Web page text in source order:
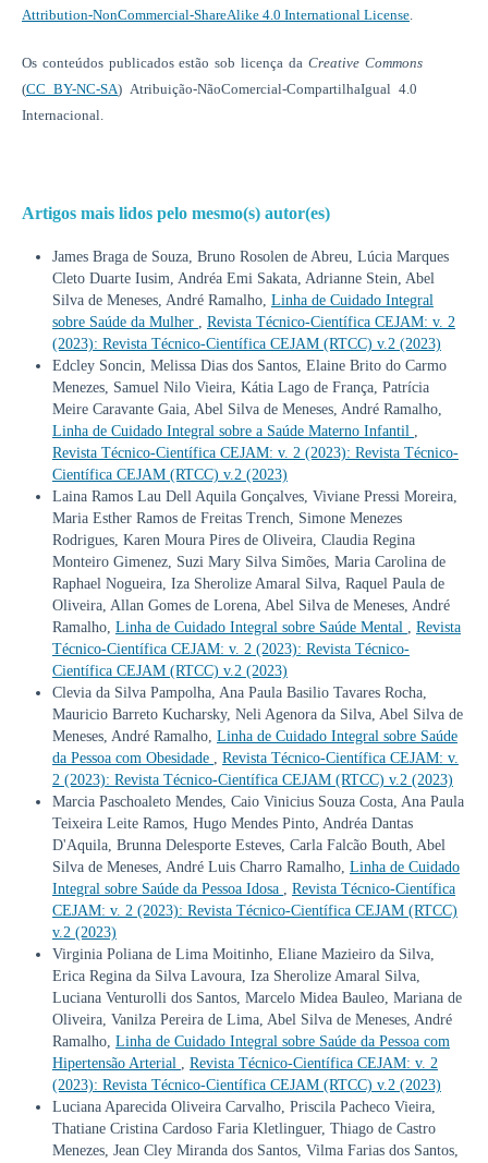
Attribution-NonCommercial-ShareAlike 4.0 International License.
Os conteúdos publicados estão sob licença da Creative Commons
(CC BY-NC-SA) Atribuição-NãoComercial-CompartilhaIgual 4.0
Internacional.
Artigos mais lidos pelo mesmo(s) autor(es)
James Braga de Souza, Bruno Rosolen de Abreu, Lúcia Marques
Cleto Duarte Iusim, Andréa Emi Sakata, Adrianne Stein, Abel
Silva de Meneses, André Ramalho, Linha de Cuidado Integral
sobre Saúde da Mulher , Revista Técnico-Científica CEJAM: v. 2
(2023): Revista Técnico-Científica CEJAM (RTCC) v.2 (2023)
Edcley Soncin, Melissa Dias dos Santos, Elaine Brito do Carmo
Menezes, Samuel Nilo Vieira, Kátia Lago de França, Patrícia
Meire Caravante Gaia, Abel Silva de Meneses, André Ramalho,
Linha de Cuidado Integral sobre a Saúde Materno Infantil ,
Revista Técnico-Científica CEJAM: v. 2 (2023): Revista Técnico-
Científica CEJAM (RTCC) v.2 (2023)
Laina Ramos Lau Dell Aquila Gonçalves, Viviane Pressi Moreira,
Maria Esther Ramos de Freitas Trench, Simone Menezes
Rodrigues, Karen Moura Pires de Oliveira, Claudia Regina
Monteiro Gimenez, Suzi Mary Silva Simões, Maria Carolina de
Raphael Nogueira, Iza Sherolize Amaral Silva, Raquel Paula de
Oliveira, Allan Gomes de Lorena, Abel Silva de Meneses, André
Ramalho, Linha de Cuidado Integral sobre Saúde Mental , Revista
Técnico-Científica CEJAM: v. 2 (2023): Revista Técnico-
Científica CEJAM (RTCC) v.2 (2023)
Clevia da Silva Pampolha, Ana Paula Basilio Tavares Rocha,
Mauricio Barreto Kucharsky, Neli Agenora da Silva, Abel Silva de
Meneses, André Ramalho, Linha de Cuidado Integral sobre Saúde
da Pessoa com Obesidade , Revista Técnico-Científica CEJAM: v.
2 (2023): Revista Técnico-Científica CEJAM (RTCC) v.2 (2023)
Marcia Paschoaleto Mendes, Caio Vinicius Souza Costa, Ana Paula
Teixeira Leite Ramos, Hugo Mendes Pinto, Andréa Dantas
D'Aquila, Brunna Delesporte Esteves, Carla Falcão Bouth, Abel
Silva de Meneses, André Luis Charro Ramalho, Linha de Cuidado
Integral sobre Saúde da Pessoa Idosa , Revista Técnico-Científica
CEJAM: v. 2 (2023): Revista Técnico-Científica CEJAM (RTCC)
v.2 (2023)
Virginia Poliana de Lima Moitinho, Eliane Mazieiro da Silva,
Erica Regina da Silva Lavoura, Iza Sherolize Amaral Silva,
Luciana Venturolli dos Santos, Marcelo Midea Bauleo, Mariana de
Oliveira, Vanilza Pereira de Lima, Abel Silva de Meneses, André
Ramalho, Linha de Cuidado Integral sobre Saúde da Pessoa com
Hipertensão Arterial , Revista Técnico-Científica CEJAM: v. 2
(2023): Revista Técnico-Científica CEJAM (RTCC) v.2 (2023)
Luciana Aparecida Oliveira Carvalho, Priscila Pacheco Vieira,
Thatiane Cristina Cardoso Faria Kletlinguer, Thiago de Castro
Menezes, Jean Cley Miranda dos Santos, Vilma Farias dos Santos,